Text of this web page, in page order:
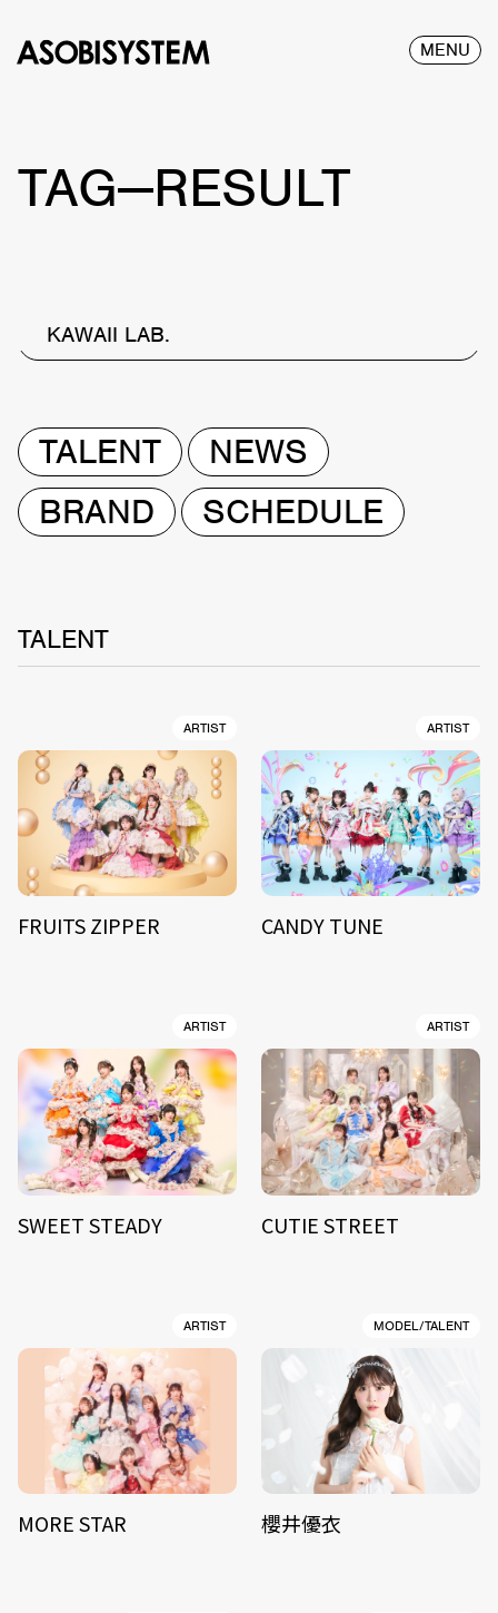
MENU
TAG—RESULT
KAWAII LAB.
TALENT
NEWS
BRAND
SCHEDULE
TALENT
ARTIST
FRUITS ZIPPER
ARTIST
CANDY TUNE
ARTIST
SWEET STEADY
ARTIST
CUTIE STREET
ARTIST
MORE STAR
MODEL/TALENT
櫻井優衣